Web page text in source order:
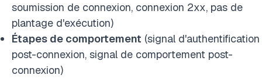
soumission de connexion, connexion 2xx, pas de
plantage d'exécution)
Étapes de comportement (signal d'authentification
post-connexion, signal de comportement post-
connexion)